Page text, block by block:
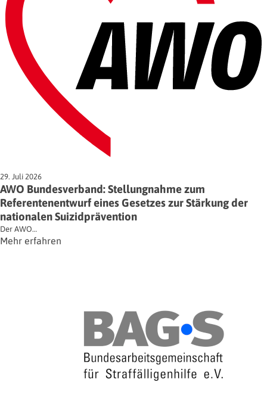
29. Juli 2026
AWO Bundesverband: Stellungnahme zum
Referentenentwurf eines Gesetzes zur Stärkung der
nationalen Suizidprävention
Der AWO…
Mehr erfahren